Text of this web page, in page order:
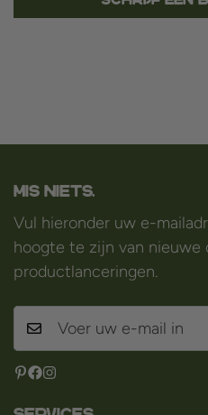
Mis niets.
Vul hieronder uw e-
hoogte te zijn van nieuwe
productlanceringen.